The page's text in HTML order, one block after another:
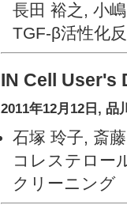
長田 裕之, 小
TGF-β活性化
IN Cell User's
2011年12月12日, 品
石塚 玲子, 斎
コレステロー
クリーニング